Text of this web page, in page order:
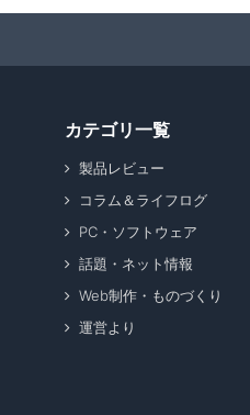
カテゴリ一覧
製品レビュー
コラム＆ライフログ
PC・ソフトウェア
話題・ネット情報
Web制作・ものづくり
運営より